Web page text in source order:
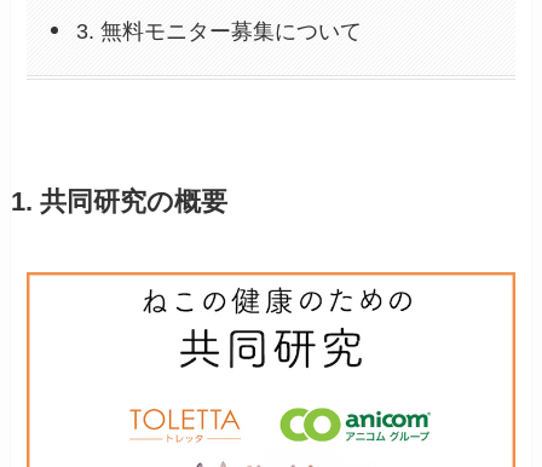
3. 無料モニター募集について
1. 共同研究の概要